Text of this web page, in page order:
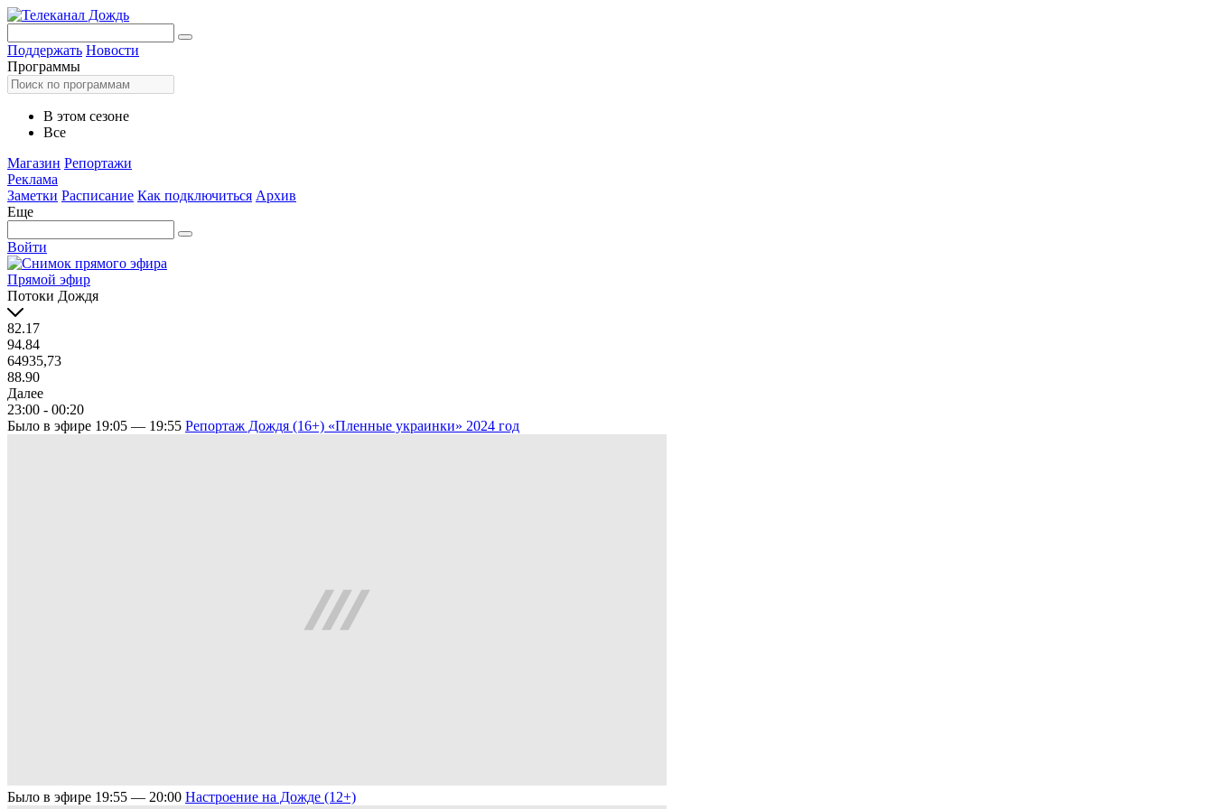
Поддержать Новости
Программы
В этом сезоне
Все
Магазин Репортажи
Реклама
Заметки Расписание Как подключиться Архив
Еще
Войти
Прямой эфир
Потоки Дождя
82.17
94.84
64935,73
88.90
Далее
23:00 - 00:20
Было в эфире 19:05 — 19:55 Репортаж Дождя (16+) «Пленные украинки» 2024 год
Было в эфире 19:55 — 20:00 Настроение на Дожде (12+)